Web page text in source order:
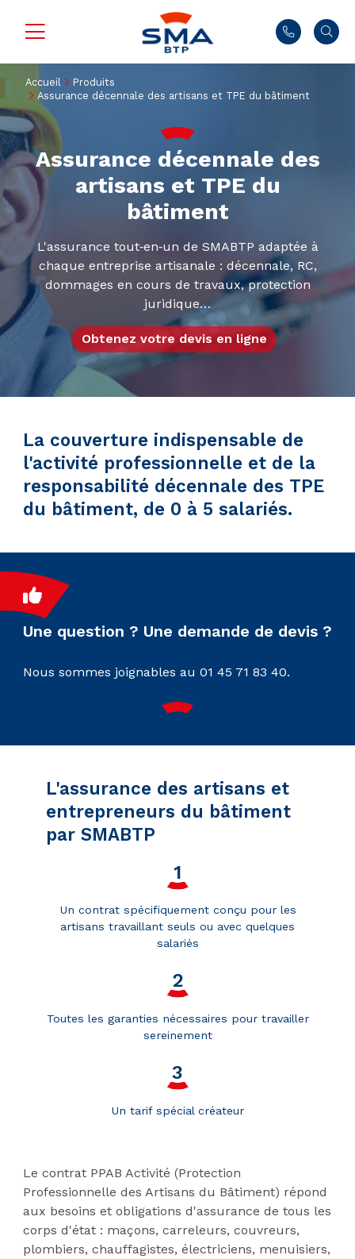
Accueil
Produits
Assurance décennale des artisans et TPE du bâtiment
Assurance décennale des
artisans et TPE du
bâtiment
L'assurance tout‑en‑un de SMABTP adaptée à
chaque entreprise artisanale : décennale, RC,
dommages en cours de travaux, protection
juridique…
Obtenez votre devis en ligne
La couverture indispensable de
l'activité professionnelle et de la
responsabilité décennale des TPE
du bâtiment, de 0 à 5 salariés.
Une question ? Une demande de devis ?
Nous sommes joignables au 01 45 71 83 40.
L'assurance des artisans et
entrepreneurs du bâtiment
par SMABTP
Un contrat spécifiquement conçu pour les
artisans travaillant seuls ou avec quelques
salariés
Toutes les garanties nécessaires pour travailler
sereinement
Un tarif spécial créateur
Le contrat PPAB Activité (Protection
Professionnelle des Artisans du Bâtiment) répond
aux besoins et obligations d'assurance de tous les
corps d'état : maçons, carreleurs, couvreurs,
plombiers, chauffagistes, électriciens, menuisiers,